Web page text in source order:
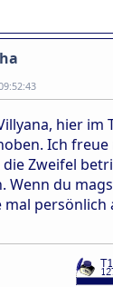
hier im
Ich freue
die Zweifel
Wenn du
persönlich